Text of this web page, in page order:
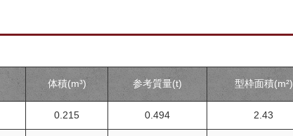
体積(m³) 参考質量(t) 型枠面積(m²)
0.215 0.494 2.43